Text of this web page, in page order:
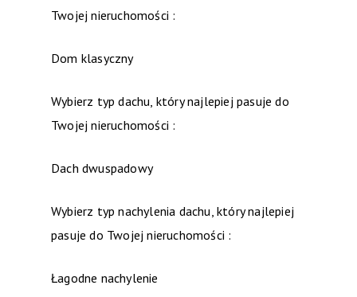
Twojej nieruchomości :
Dom klasyczny
Wybierz typ dachu, który najlepiej pasuje do
Twojej nieruchomości :
Dach dwuspadowy
Wybierz typ nachylenia dachu, który najlepiej
pasuje do Twojej nieruchomości :
Łagodne nachylenie